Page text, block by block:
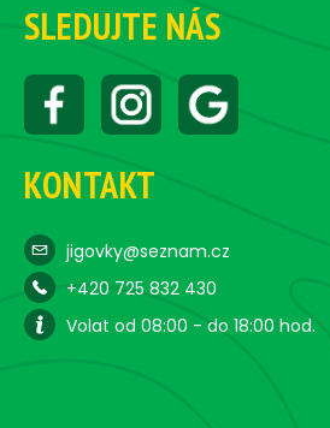
SLEDUJTE NÁS
KONTAKT
jigovky@seznam.cz
+420 725 832 430
Volat od 08:00 - do 18:00 hod.